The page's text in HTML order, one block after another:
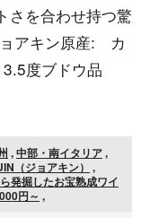
さを合わせ持つ驚
アキン原産: カ
度ブドウ品
,中部・南イタリア,
（ジョアキン） ,
発掘したお宝熟成ワイ
円～ ,